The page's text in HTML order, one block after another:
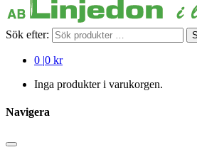
Sök efter:
0 |0 kr
Inga produkter i varukorgen.
Navigera